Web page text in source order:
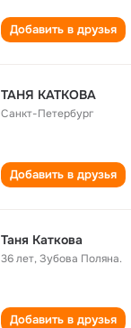
Добавить в друзья
ТАНЯ КАТКОВА
Санкт-Петербург
Добавить в друзья
Таня Каткова
36 лет,Зубова Поляна.
Добавить в друзья